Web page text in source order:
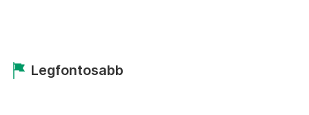
Legfontosabb